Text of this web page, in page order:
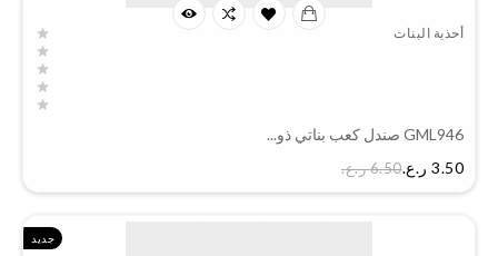
أحذية البنات
GML946 صندل كعب بناتي ذو...
3.50 ر.ع.‏
6.50 ر.ع.‏
جديد